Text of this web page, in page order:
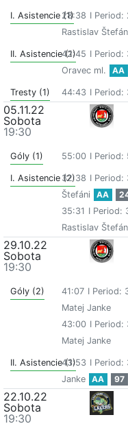
I. Asistencie (1)28:38 I Period:
Rastislav
II. Asistencie (1)
42:45 I Period:
Oravec ml.
AA
Tresty (1) 44:43 I Period:
05.11.22
Sobota
19:30
Góly (1) 55:00 I Period:
I. Asistencie (2)32:38 I Period:
Štefáni
AA
35:31 I Period:
Rastislav
29.10.22
Sobota
19:30
Góly (2) 41:07 I Period:
Matej Janke
43:00 I Period:
Matej Janke
II. Asistencie (1)
43:53 I Period:
Janke
AA 97
22.10.22
Sobota
19:30